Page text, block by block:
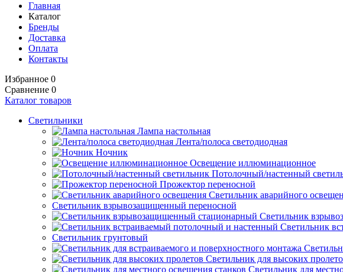
Главная
Каталог
Бренды
Доставка
Оплата
Контакты
Избранное 0
Сравнение 0
Каталог товаров
Светильники
Лампа настольная
Лента/полоса светодиодная
Ночник
Освещение иллюминационное
Потолочный/настенный
Прожектор переносной
Светильник аварийного
Светильник взрывозащищенный переносной
Светильник
Светильник
Светильник грунтовый
Светильник для высоких
Светильник для